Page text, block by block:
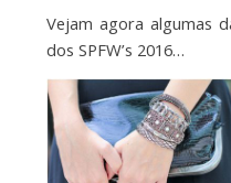
Vejam agora algumas
dos SPFW’s 2016…